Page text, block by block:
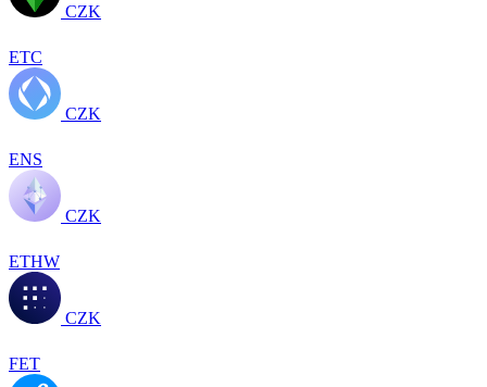
CZK
ETC
CZK
ENS
CZK
ETHW
CZK
FET